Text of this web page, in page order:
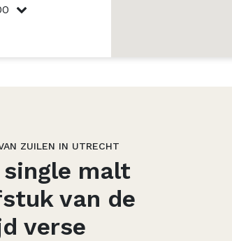
ZUILEN IN UTRECHT
single malt
van de
verse